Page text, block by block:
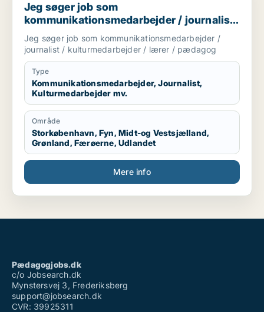
Jeg søger job som
kommunikationsmedarbejder / journalist
/ kulturmedarbejder / lærer / pædagog
Jeg søger job som kommunikationsmedarbejder /
journalist / kulturmedarbejder / lærer / pædagog
Type
Kommunikationsmedarbejder, Journalist,
Kulturmedarbejder mv.
Område
Storkøbenhavn, Fyn, Midt-og Vestsjælland,
Grønland, Færøerne, Udlandet
Mere info
Pædagogjobs.dk
c/o Jobsearch.dk
Mynstersvej 3, Frederiksberg
support@jobsearch.dk
CVR: 39925311